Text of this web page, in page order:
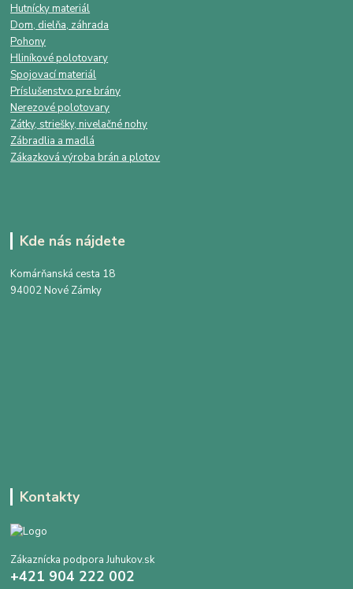
Hutnícky materiál
Dom, dielňa, záhrada
Pohony
Hliníkové polotovary
Spojovací materiál
Príslušenstvo pre brány
Nerezové polotovary
Zátky, striešky, nivelačné nohy
Zábradlia a madlá
Zákazková výroba brán a plotov
Kde nás nájdete
Komárňanská cesta 18
94002 Nové Zámky
Kontakty
Zákaznícka podpora Juhukov.sk
+421 904 222 002